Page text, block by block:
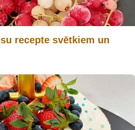
recepte svētkiem un